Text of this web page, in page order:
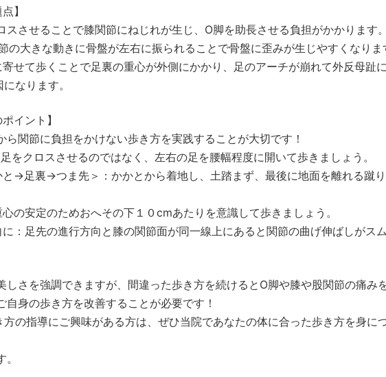
】
させることで膝関節にねじれが生じ、O脚を助長させる負担がかかります。
大きな動きに骨盤が左右に振られることで骨盤に歪みが生じやすくなりま
せて歩くことで足裏の重心が外側にかかり、足のアーチが崩れて外反母趾
なります。
イント】
ら関節に負担をかけない歩き方を実践することが大切です！
をクロスさせるのではなく、左右の足を腰幅程度に開いて歩きましょう。
→足裏→つま先＞：かかとから着地し、土踏まず、最後に地面を離れる蹴
の安定のためおへその下１０cmあたりを意識して歩きましょう。
：足先の進行方向と膝の関節面が同一線上にあると関節の曲げ伸ばしがス
さを強調できますが、間違った歩き方を続けるとO脚や膝や股関節の痛み
自身の歩き方を改善することが必要です！
の指導にご興味がある方は、ぜひ当院であなたの体に合った歩き方を身に